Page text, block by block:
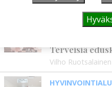
Terveisiä
Vilho Ruotsalainen